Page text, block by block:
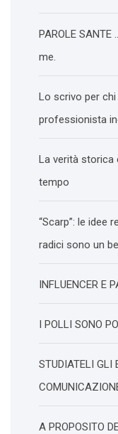
PAROLE
me.
Lo scrivo per
professionista
La verità storica
tempo
“Scarp”: le idee
radici sono un
INFLUENCER E
I POLLI SONO
STUDIATELI GLI
A PROPOSITO